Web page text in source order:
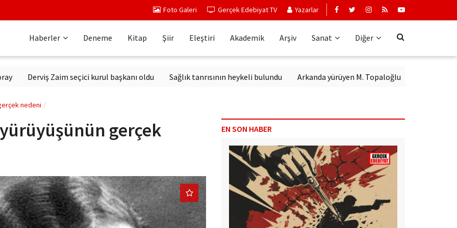
Foto Galeri Gerçek Edebiyat TV Yazarlar
Haberler Deneme Kitap Şiir Eleştiri Akademik Arşiv Sanat Diğer
Derviş Zaim seçici kurul başkanı oldu Sağlık tanrısının heykeli bulundu Arkanda yürüyen M. Topaloğlu
nedeni
gerçek
EN SON HABER